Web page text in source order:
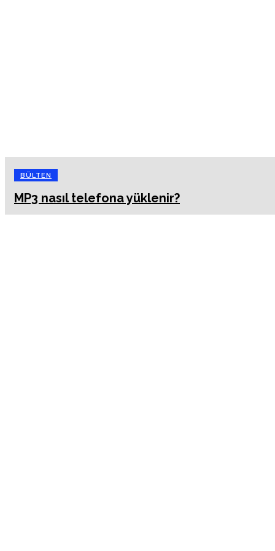
BÜLTEN
MP3 nasıl telefona yüklenir?